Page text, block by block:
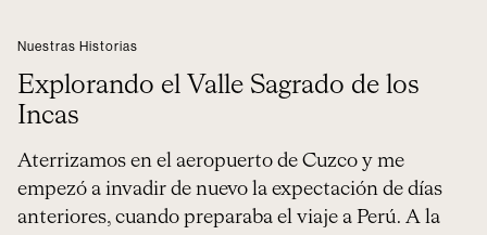
Nuestras Historias
Explorando el Valle Sagrado de los
Incas
Aterrizamos en el aeropuerto de Cuzco y me
empezó a invadir de nuevo la expectación de días
anteriores, cuando preparaba el viaje a Perú. A la